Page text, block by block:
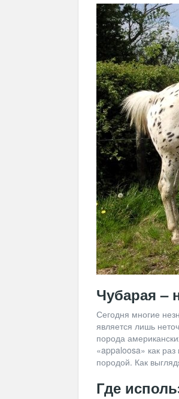
Чубарая –
Сегодня многие
является лишь
порода
«appaloosa» как
породой. Как
Где